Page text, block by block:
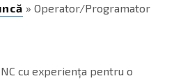
» Operator/Programator
cu experiența pentru o